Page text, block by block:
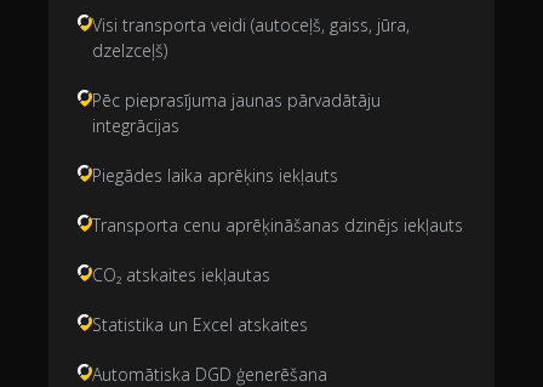
Visi transporta veidi (autoceļš, gaiss, jūra,
dzelzceļš)
Pēc pieprasījuma jaunas pārvadātāju
integrācijas
Piegādes laika aprēķins iekļauts
Transporta cenu aprēķināšanas dzinējs iekļauts
CO₂ atskaites iekļautas
Statistika un Excel atskaites
Automātiska DGD ģenerēšana